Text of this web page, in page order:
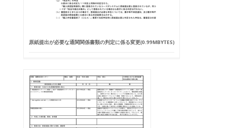
原紙提出が必要な通関関係書類の判定に係る変更(0.99MBYTES)